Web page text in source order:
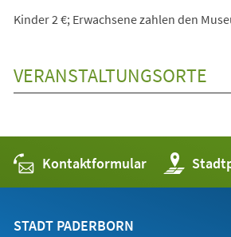
Kinder 2 €; Erwachsene zahlen den
VERANSTALTUNGSORTE
Kontaktformular (Öffnet
in
einem
STADT PADERBORN